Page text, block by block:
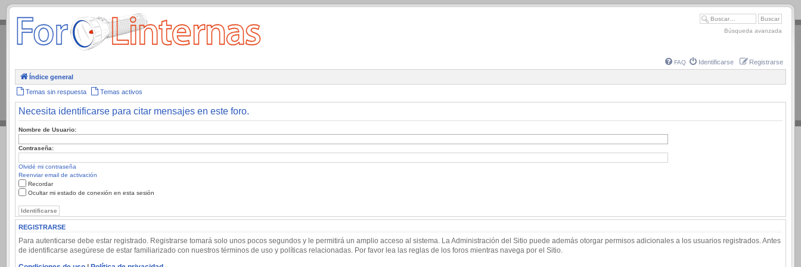
.
Búsqueda avanzada
FAQ Identificarse Registrarse
Índice general
Temas sin respuesta Temas activos
Necesita identificarse para citar mensajes en este foro.
Nombre de Usuario:
Contraseña:
Olvidé mi contraseña
Reenviar email de activación
Recordar
Ocultar mi estado de conexión en esta sesión
REGISTRARSE
Para autenticarse debe estar registrado. Registrarse tomará solo unos pocos segundos y le permitirá un amplio acceso al sistema. La Administración del Sitio puede además otorgar permisos adicionales a los usuarios registrados. Antes
de identificarse asegúrese de estar familiarizado con nuestros términos de uso y políticas relacionadas. Por favor lea las reglas de los foros mientras navega por el Sitio.